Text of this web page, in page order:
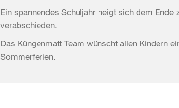
Ein spannendes Schuljahr neigt sich dem
verabschieden.
Das Küngenmatt Team wünscht allen Kindern
Sommerferien.